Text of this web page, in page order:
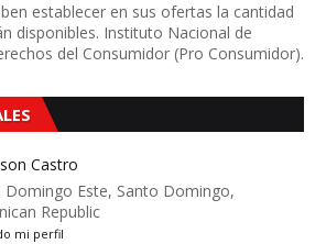
establecer en sus ofertas la cantidad
disponibles. Instituto Nacional de
del Consumidor (Pro Consumidor).
Castro
Domingo Este, Santo Domingo,
Republic
mi perfil